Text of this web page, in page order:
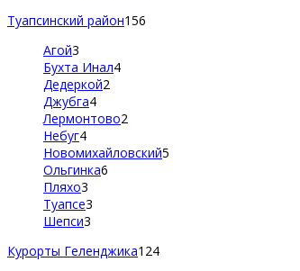
Туапсинский район156
Агой3
Бухта Инал4
Дедеркой2
Джубга4
Лермонтово2
Небуг4
Новомихайловский5
Ольгинка6
Пляхо3
Туапсе3
Шепси3
Курорты Геленджика124